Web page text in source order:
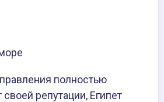
полностью
репутации, Египет